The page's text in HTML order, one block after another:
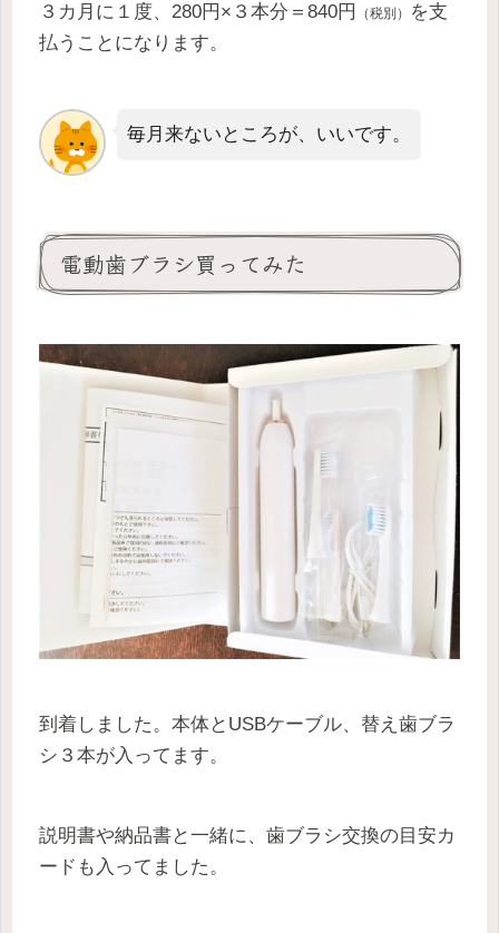
３カ月に１度、280円×３本分＝840円 （税別）
を支
払うことになります。
毎月来ないところが、いいです。
電動歯ブラシ買ってみた
到着しました。本体とUSBケーブル、替え歯ブラ
シ３本が入ってます。
説明書や納品書と一緒に、歯ブラシ交換の目安カ
ードも入ってました。